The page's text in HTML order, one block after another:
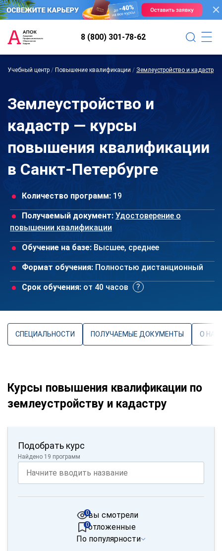
8 (800) 301-78-62
Учебный центр / Повышение квалификации / Землеустройство и кадастр
Землеустройство и
кадастр — курсы
повышения квалификации
в Санкт-Петербурге
Количество программ: 19
Получаемый документ: Удостоверение о
повышении квалификации
Обучение на базе: Высшее, среднее
Формат обучения: Полностью дистанционный
Срок обучения: от 40 часов
СПЕЦИАЛЬНОСТИ ПОЛУЧАЕМЫЕ ДОКУМЕНТЫ О
Курсы повышения квалификации по
землеустройству и кадастру
Подобрать курс
Найдено 19 программ
вы смотрели
0
отложенные
0
По популярности